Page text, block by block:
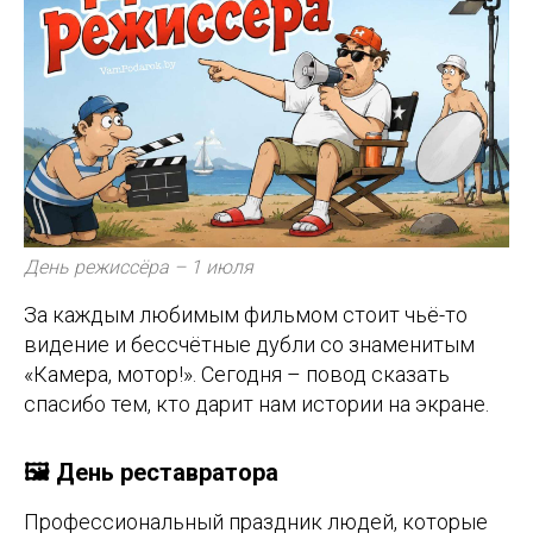
День режиссёра – 1 июля
За каждым любимым фильмом стоит чьё-то
видение и бессчётные дубли со знаменитым
«Камера, мотор!». Сегодня – повод сказать
спасибо тем, кто дарит нам истории на экране.
🖼️ День реставратора
Профессиональный праздник людей, которые